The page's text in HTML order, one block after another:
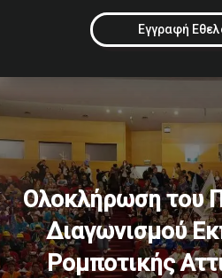
Εγγραφή
Ολοκλήρωση του
Διαγωνισμού
Ρομποτικής